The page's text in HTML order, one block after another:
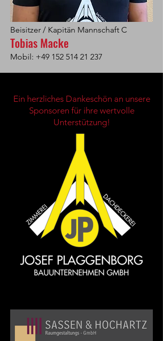
Beisitzer / Kapitän Mannschaft C
Tobias Macke
Mobil: +49 152 514 21 237
Ein herzliches Dankeschön an unsere
Sponsoren für ihre wertvolle
Unterstützung!